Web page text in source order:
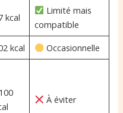
kcal
Limité mais
compatible
kcal
Occasionnelle
À éviter